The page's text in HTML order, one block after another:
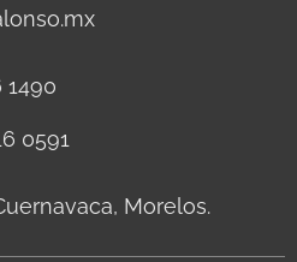
1490
Morelos.